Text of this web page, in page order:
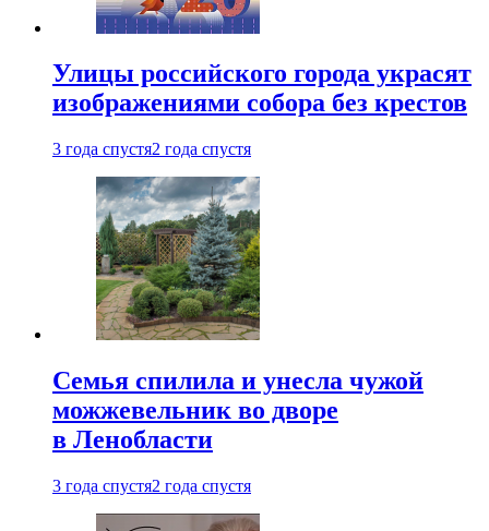
Улицы российского города украсят
изображениями собора без крестов
3 года спустя2 года спустя
Семья спилила и унесла чужой
можжевельник во дворе
в Ленобласти
3 года спустя2 года спустя